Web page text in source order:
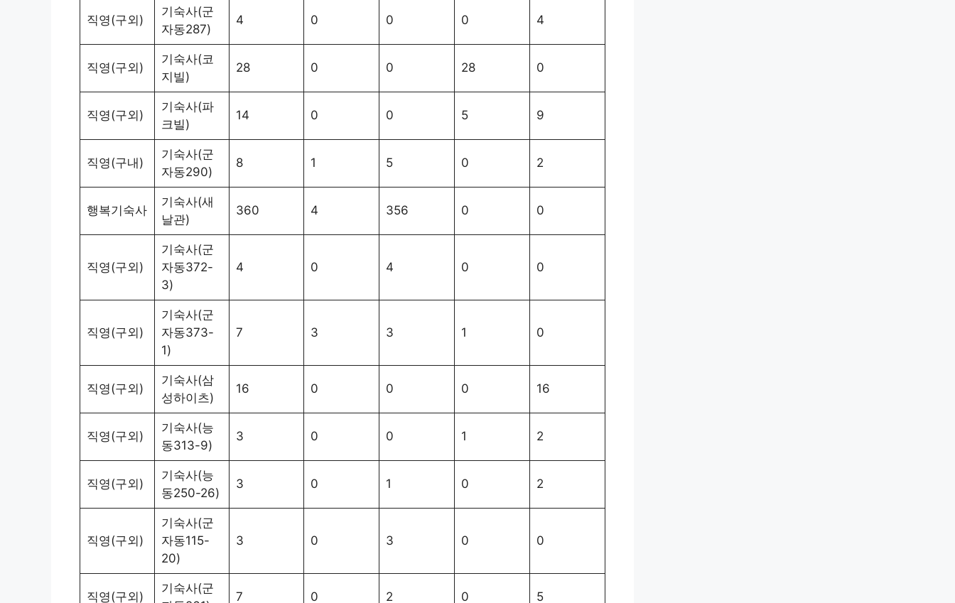
직영(구외)
기숙사(군
자동287)
4 0 0 0 4
직영(구외)
기숙사(코
지빌)
28 0 0 28 0
직영(구외)
기숙사(파
크빌)
14 0 0 5 9
직영(구내)
기숙사(군
자동290)
8 1 5 0 2
행복기숙사
기숙사(새
날관)
360 4 356 0 0
직영(구외)
기숙사(군
자동372-
3)
4 0 4 0 0
직영(구외)
기숙사(군
자동373-
1)
7 3 3 1 0
직영(구외)
기숙사(삼
성하이츠)
16 0 0 0 16
직영(구외)
기숙사(능
동313-9)
3 0 0 1 2
직영(구외)
기숙사(능
동250-26)
3 0 1 0 2
직영(구외)
기숙사(군
자동115-
20)
3 0 3 0 0
직영(구외)
기숙사(군
7 0 2 0 5